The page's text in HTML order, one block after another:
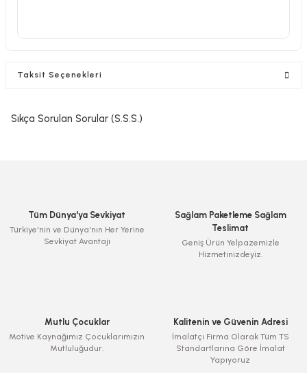
Taksit Seçenekleri
Sıkça Sorulan Sorular (S.S.S.)
Tüm Dünya'ya Sevkiyat
Türkiye'nin ve Dünya'nın Her Yerine
Sevkiyat Avantajı
Sağlam Paketleme Sağlam
Teslimat
Geniş Ürün Yelpazemizle
Hizmetinizdeyiz.
Mutlu Çocuklar
Motive Kaynağımız Çocuklarımızın
Mutluluğudur.
Kalitenin ve Güvenin Adresi
İmalatçı Firma Olarak Tüm TS
Standartlarına Göre İmalat
Yapıyoruz